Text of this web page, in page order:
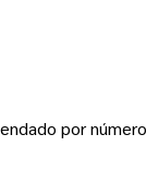
por